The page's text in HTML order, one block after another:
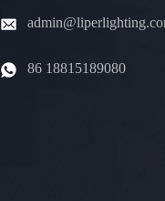
86 18815189080